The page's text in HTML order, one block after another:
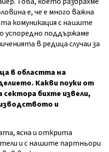
е, че е много важна
комуникация с нашите
успоредно поддържаме
в редица случаи за
в областта на
Какви поуки от
бихте извели,
и
ясна и открита
и с нашите партньори